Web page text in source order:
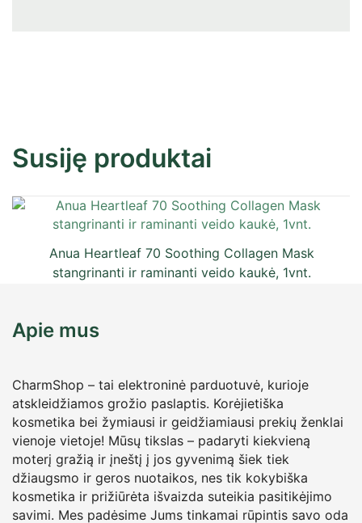
Susiję produktai
Anua Heartleaf 70 Soothing Collagen Mask
stangrinanti ir raminanti veido kaukė, 1vnt.
Apie mus
CharmShop – tai elektroninė parduotuvė, kurioje
atskleidžiamos grožio paslaptis. Korėjietiška
kosmetika bei žymiausi ir geidžiamiausi prekių ženklai
vienoje vietoje! Mūsų tikslas – padaryti kiekvieną
moterį gražią ir įneštį į jos gyvenimą šiek tiek
džiaugsmo ir geros nuotaikos, nes tik kokybiška
kosmetika ir prižiūrėta išvaizda suteikia pasitikėjimo
savimi. Mes padėsime Jums tinkamai rūpintis savo oda